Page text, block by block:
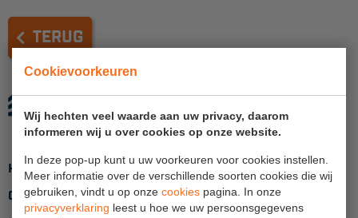
Cookievoorkeuren
Wij hechten veel waarde aan uw privacy, daarom
informeren wij u over cookies op onze website.
In deze pop-up kunt u uw voorkeuren voor cookies instellen.
Meer informatie over de verschillende soorten cookies die wij
gebruiken, vindt u op onze cookies pagina. In onze
privacyverklaring leest u hoe we uw persoonsgegevens
ACTIES
CombiDeals
MAATWERK
Steigers
Rolsteigers
TERUG
Home
Over ons